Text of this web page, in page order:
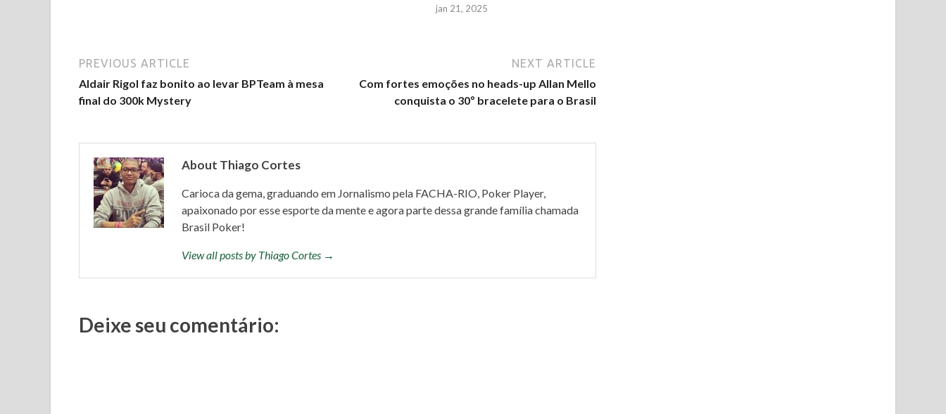
t
i
jan 21, 2025
PREVIOUS ARTICLE
Aldair Rigol faz bonito ao levar BPTeam à mesa
final do 300k Mystery
NEXT ARTICLE
Com fortes emoções no heads-up Allan Mello
conquista o 30º bracelete para o Brasil
About Thiago Cortes
Carioca da gema, graduando em Jornalismo pela FACHA-RIO, Poker Player,
apaixonado por esse esporte da mente e agora parte dessa grande família chamada
Brasil Poker!
View all posts by Thiago Cortes →
Deixe seu comentário: